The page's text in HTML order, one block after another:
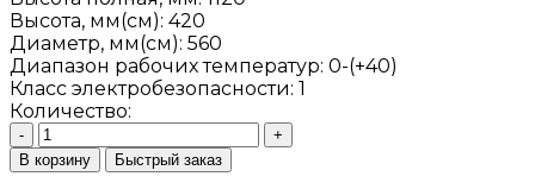
Высота, мм(см): 420
Диаметр, мм(см): 560
Диапазон рабочих температур: 0-(+40)
Класс электробезопасности: 1
Количество:
-
+
В корзину
Быстрый заказ